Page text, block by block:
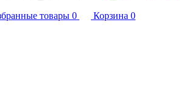
товары 0 Корзина 0